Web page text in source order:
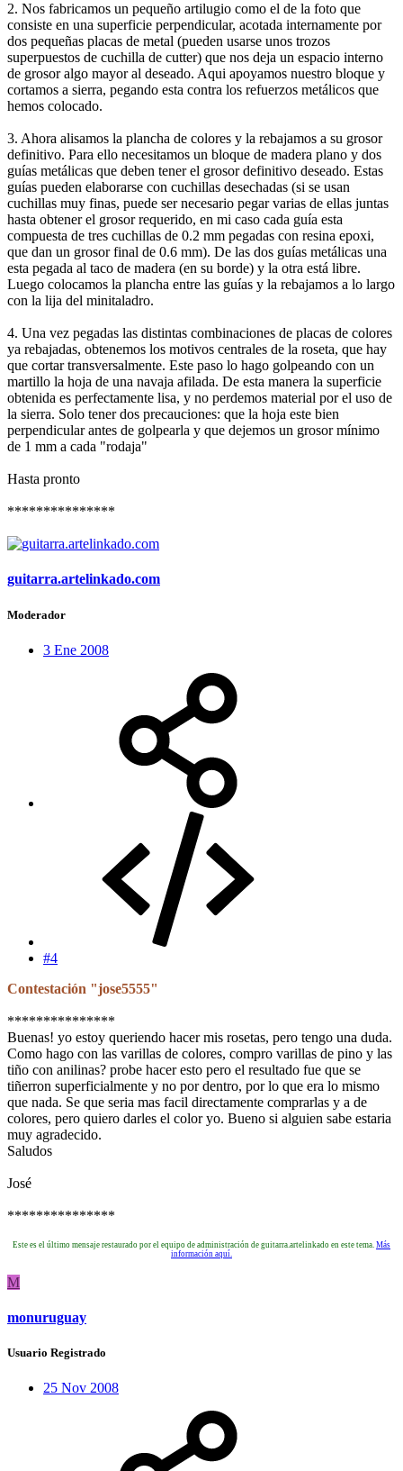
2. Nos fabricamos un pequeño artilugio como el de la foto que
consiste en una superficie perpendicular, acotada internamente por
dos pequeñas placas de metal (pueden usarse unos trozos
superpuestos de cuchilla de cutter) que nos deja un espacio interno
de grosor algo mayor al deseado. Aqui apoyamos nuestro bloque y
cortamos a sierra, pegando esta contra los refuerzos metálicos que
hemos colocado.
3. Ahora alisamos la plancha de colores y la rebajamos a su grosor
definitivo. Para ello necesitamos un bloque de madera plano y dos
guías metálicas que deben tener el grosor definitivo deseado. Estas
guías pueden elaborarse con cuchillas desechadas (si se usan
cuchillas muy finas, puede ser necesario pegar varias de ellas juntas
hasta obtener el grosor requerido, en mi caso cada guía esta
compuesta de tres cuchillas de 0.2 mm pegadas con resina epoxi,
que dan un grosor final de 0.6 mm). De las dos guías metálicas una
esta pegada al taco de madera (en su borde) y la otra está libre.
Luego colocamos la plancha entre las guías y la rebajamos a lo largo
con la lija del minitaladro.
4. Una vez pegadas las distintas combinaciones de placas de colores
ya rebajadas, obtenemos los motivos centrales de la roseta, que hay
que cortar transversalmente. Este paso lo hago golpeando con un
martillo la hoja de una navaja afilada. De esta manera la superficie
obtenida es perfectamente lisa, y no perdemos material por el uso de
la sierra. Solo tener dos precauciones: que la hoja este bien
perpendicular antes de golpearla y que dejemos un grosor mínimo
de 1 mm a cada "rodaja"
Hasta pronto
***************
guitarra.artelinkado.com
Moderador
3 Ene 2008
#4
Contestación "jose5555"
***************
Buenas! yo estoy queriendo hacer mis rosetas, pero tengo una duda.
Como hago con las varillas de colores, compro varillas de pino y las
tiño con anilinas? probe hacer esto pero el resultado fue que se
tiñerron superficialmente y no por dentro, por lo que era lo mismo
que nada. Se que seria mas facil directamente comprarlas y a de
colores, pero quiero darles el color yo. Bueno si alguien sabe estaria
muy agradecido.
Saludos
José
***************
Este es el último mensaje restaurado por el equipo de administración de guitarra.artelinkado en este tema. Más
información aquí.
M
monuruguay
Usuario Registrado
25 Nov 2008